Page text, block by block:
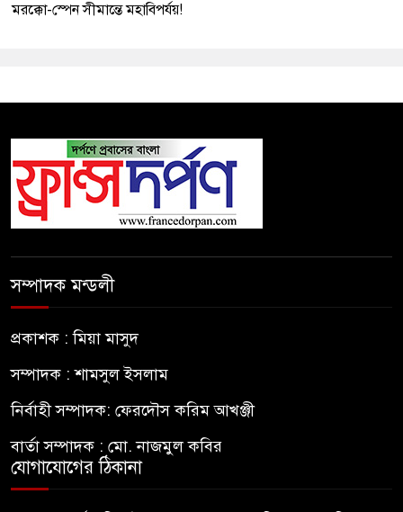
মরক্কো-স্পেন সীমান্তে মহাবিপর্যয়!
সম্পাদক মন্ডলী
প্রকাশক : মিয়া মাসুদ
সম্পাদক : শামসুল ইসলাম
নির্বাহী সম্পাদক: ফেরদৌস করিম আখঞ্জী
বার্তা সম্পাদক : মো. নাজমুল কবির
যোগাযোগের ঠিকানা